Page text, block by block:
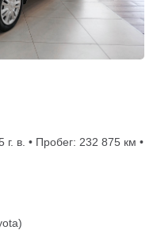
в. • Пробег: 232 875 км •